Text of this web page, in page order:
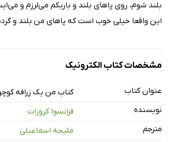
بلند شوم، روی پاهای بلند و باریکم می‌لرزم و
این واقعا خیلی خوب است که پاهای من بلند و
مشخصات کتاب الکترونیک
عنوان کتاب
کتاب من یک زرافه
نویسنده
فرانسوا کروزات
مترجم
ملیحه اسماعیلی